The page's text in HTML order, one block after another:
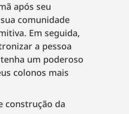
após seu
comunidade
Em seguida,
a pessoa
um poderoso
colonos mais
construção da